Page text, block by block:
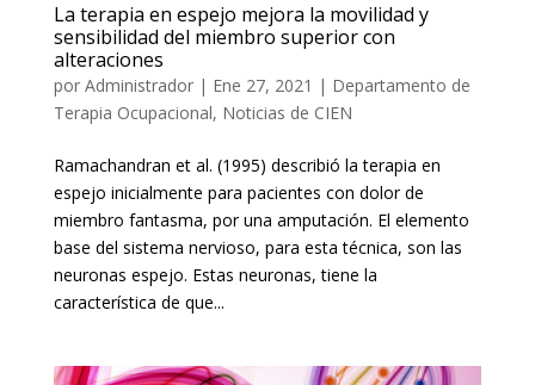
La terapia en espejo mejora la movilidad y
sensibilidad del miembro superior con
alteraciones
por Administrador| Ene 27, 2021 | Departamento de
Terapia Ocupacional, Noticias de CIEN
Ramachandran et al. (1995) describió la terapia en
espejo inicialmente para pacientes con dolor de
miembro fantasma, por una amputación. El elemento
base del sistema nervioso, para esta técnica, son las
neuronas espejo. Estas neuronas, tiene la
característica de que...